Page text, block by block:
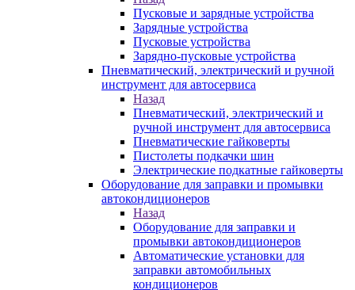
Пусковые и зарядные устройства
Зарядные устройства
Пусковые устройства
Зарядно-пусковые устройства
Пневматический, электрический и ручной
инструмент для автосервиса
Назад
Пневматический, электрический и
ручной инструмент для автосервиса
Пневматические гайковерты
Пистолеты подкачки шин
Электрические подкатные гайковерты
Оборудование для заправки и промывки
автокондиционеров
Назад
Оборудование для заправки и
промывки автокондиционеров
Автоматические установки для
заправки автомобильных
кондиционеров